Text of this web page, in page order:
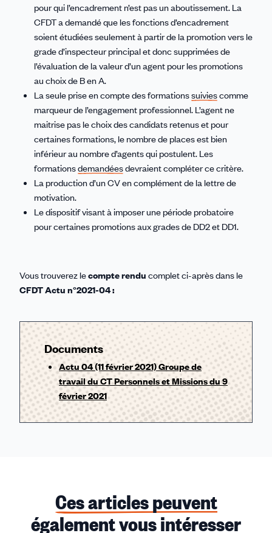
pour qui l’encadrement n’est pas un aboutissement. La
CFDT a demandé que les fonctions d’encadrement
soient étudiées seulement à partir de la promotion vers le
grade d’inspecteur principal et donc supprimées de
l’évaluation de la valeur d’un agent pour les promotions
au choix de B en A.
La seule prise en compte des formationssuiviescomme
marqueur de l’engagement professionnel. L’agent ne
maitrise pas le choix des candidats retenus et pour
certaines formations, le nombre de places est bien
inférieur au nombre d’agents qui postulent. Les
formationsdemandéesdevraient compléter ce critère.
La production d’un CV en complément de la lettre de
motivation.
Le dispositif visant à imposer une période probatoire
pour certaines promotions aux grades de DD2 et DD1.
Vous trouverez lecompte rendu complet ci-après dans le
CFDT Actu n°2021-04 :
Documents
Actu 04 (11 février 2021) Groupe de
travail du CT Personnels et Missions du 9
février 2021
Ces articles peuvent
également vous intéresser